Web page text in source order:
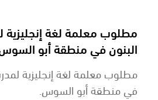
مطلوب معلمة لغة إنجليزية
البنون في منطقة أبو
مطلوب معلمة لغة إنجليزية
في منطقة أبو السوس.